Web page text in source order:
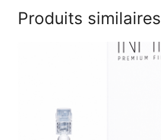
Produits similaires